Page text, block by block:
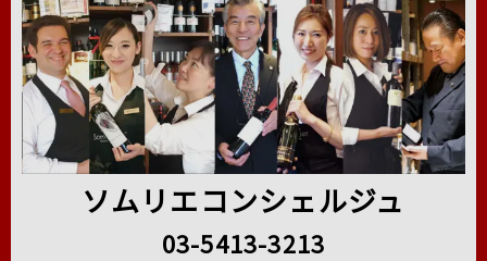
ソムリエコンシェルジュ
03-5413-3213